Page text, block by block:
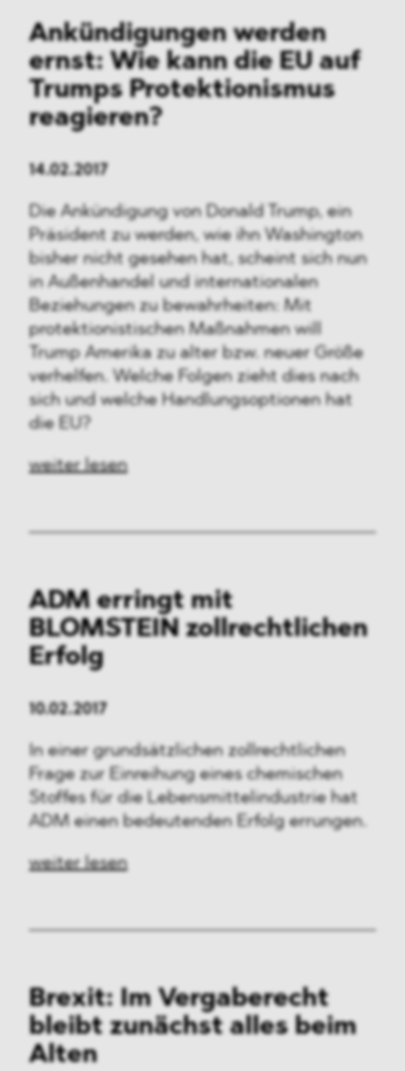
Ankündigungen werden
ernst: Wie kann die EU auf
Trumps Protektionismus
reagieren?
14.02.2017
Die Ankündigung von Donald Trump, ein
Präsident zu werden, wie ihn Washington
bisher nicht gesehen hat, scheint sich nun
in Außenhandel und internationalen
Beziehungen zu bewahrheiten: Mit
protektionistischen Maßnahmen will
Trump Amerika zu alter bzw. neuer Größe
verhelfen. Welche Folgen zieht dies nach
sich und welche Handlungsoptionen hat
die EU?
weiter lesen
ADM erringt mit
BLOMSTEIN zollrechtlichen
Erfolg
10.02.2017
In einer grundsätzlichen zollrechtlichen
Frage zur Einreihung eines chemischen
Stoffes für die Lebensmittelindustrie hat
ADM einen bedeutenden Erfolg errungen.
weiter lesen
Brexit: Im Vergaberecht
bleibt zunächst alles beim
Alten